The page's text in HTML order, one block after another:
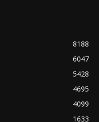
8188
6047
5428
4695
4099
1633